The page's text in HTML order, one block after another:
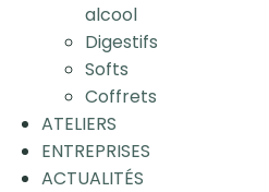
alcool
Digestifs
Softs
Coffrets
ATELIERS
ENTREPRISES
ACTUALITÉS